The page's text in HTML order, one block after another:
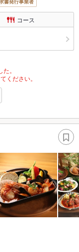
書発行事業者
コース
。
ください。